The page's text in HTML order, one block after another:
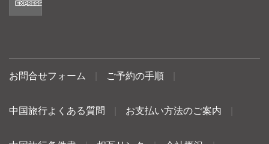
お問合せフォーム ご予約の手順
中国旅行よくある質問 お支払い方法のご案内